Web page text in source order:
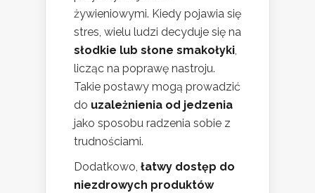
żywieniowymi. Kiedy pojawia się
stres, wielu ludzi decyduje się na
słodkie lub słone smakołyki,
licząc na poprawę nastroju.
Takie postawy mogą prowadzić
do uzależnienia od jedzenia
jako sposobu radzenia sobie z
trudnościami.
Dodatkowo, łatwy dostęp do
niezdrowych produktów